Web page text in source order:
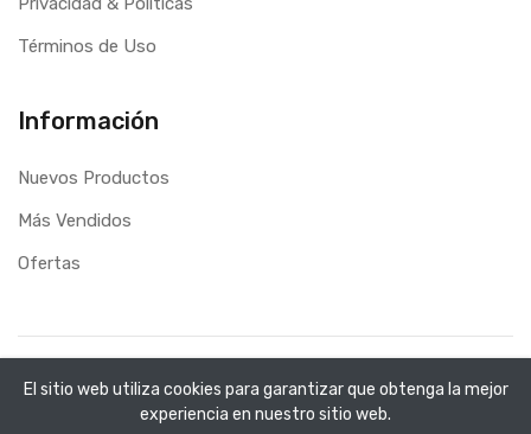
Términos de Uso
Información
Nuevos Productos
Más Vendidos
Ofertas
Desarrollo WebApplinet
El sitio web utiliza cookies para garantizar que obtenga la mejor
experiencia en nuestro sitio web.